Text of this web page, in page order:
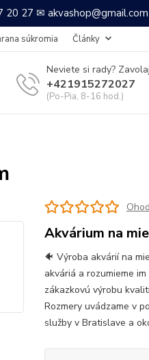
27 ✉ akvashop@gmail.com
súkromia Články
Neviete si rady?
+421915272027
(Po-Pia, 8-16 hod.)
Akvárium na
🐠 Výroba akvárií na
akváriá a rozumieme
zákazkovú výrobu
Rozmery uvádzame v
služby v Bratislave a